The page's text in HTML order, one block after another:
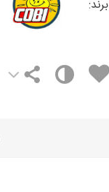
برند: